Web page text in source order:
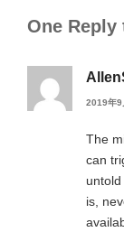
One Reply
2019年9
The
can
is,